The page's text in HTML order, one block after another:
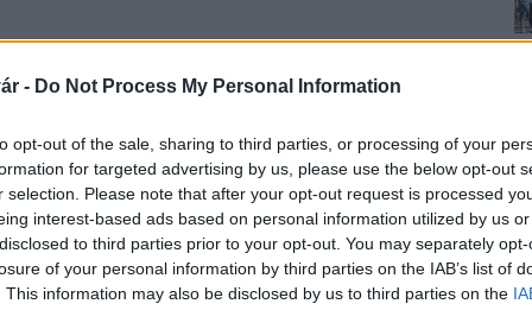
- Do Not Process My Personal Information
opt-out of the sale, sharing to third parties, or processing of your
for targeted advertising by us, please use the below opt-out
selection. Please note that after your opt-out request is processed
interest-based ads based on personal information utilized by us
to third parties prior to your opt-out. You may separately
of your personal information by third parties on the IAB’s list of
This information may also be disclosed by us to third parties on the
fizetések a felsőoktatásban
(Emmi) oktatásért felelős
kezdték meg a felsőoktatási oktatók, kutatók
nőttek a bérek. Tavaly és idén pedig további
volt az emelés.